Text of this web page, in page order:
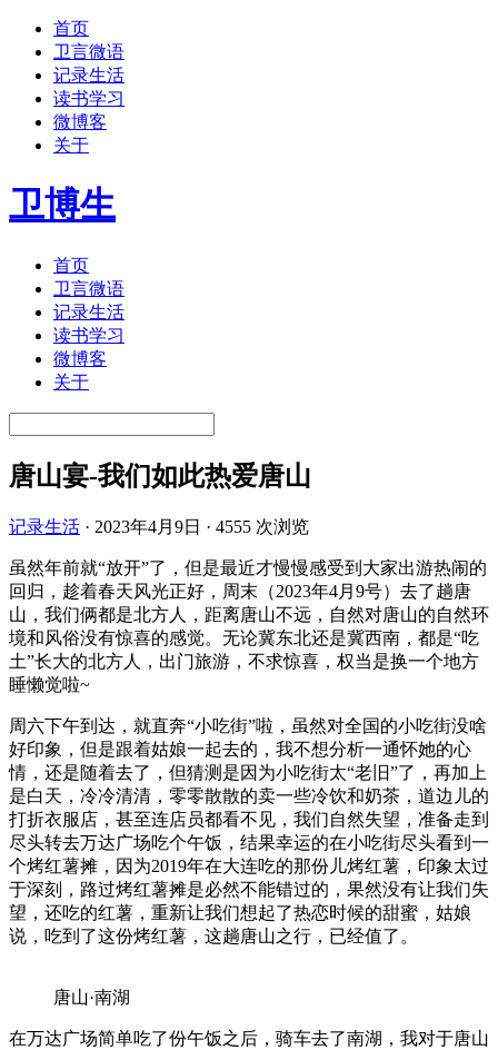
首页
卫言微语
记录生活
读书学习
微博客
关于
卫博生
首页
卫言微语
记录生活
读书学习
微博客
关于
唐山宴-我们如此热爱唐山
记录生活 · 2023年4月9日 · 4555 次浏览
虽然年前就“放开”了，但是最近才慢慢感受到大家出游热闹的
回归，趁着春天风光正好，周末（2023年4月9号）去了趟唐
山，我们俩都是北方人，距离唐山不远，自然对唐山的自然环
境和风俗没有惊喜的感觉。无论冀东北还是冀西南，都是“吃
土”长大的北方人，出门旅游，不求惊喜，权当是换一个地方
睡懒觉啦~
周六下午到达，就直奔“小吃街”啦，虽然对全国的小吃街没啥
好印象，但是跟着姑娘一起去的，我不想分析一通怀她的心
情，还是随着去了，但猜测是因为小吃街太“老旧”了，再加上
是白天，冷冷清清，零零散散的卖一些冷饮和奶茶，道边儿的
打折衣服店，甚至连店员都看不见，我们自然失望，准备走到
尽头转去万达广场吃个午饭，结果幸运的在小吃街尽头看到一
个烤红薯摊，因为2019年在大连吃的那份儿烤红薯，印象太过
于深刻，路过烤红薯摊是必然不能错过的，果然没有让我们失
望，还吃的红薯，重新让我们想起了热恋时候的甜蜜，姑娘
说，吃到了这份烤红薯，这趟唐山之行，已经值了。
唐山·南湖
在万达广场简单吃了份午饭之后，骑车去了南湖，我对于唐山